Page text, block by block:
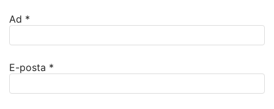
Ad *
E-posta *